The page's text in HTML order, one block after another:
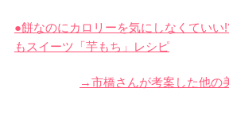
●餅なのにカロリーを気にしなくてい
もスイーツ「芋もち」レシピ
→市橋さんが考案した他の